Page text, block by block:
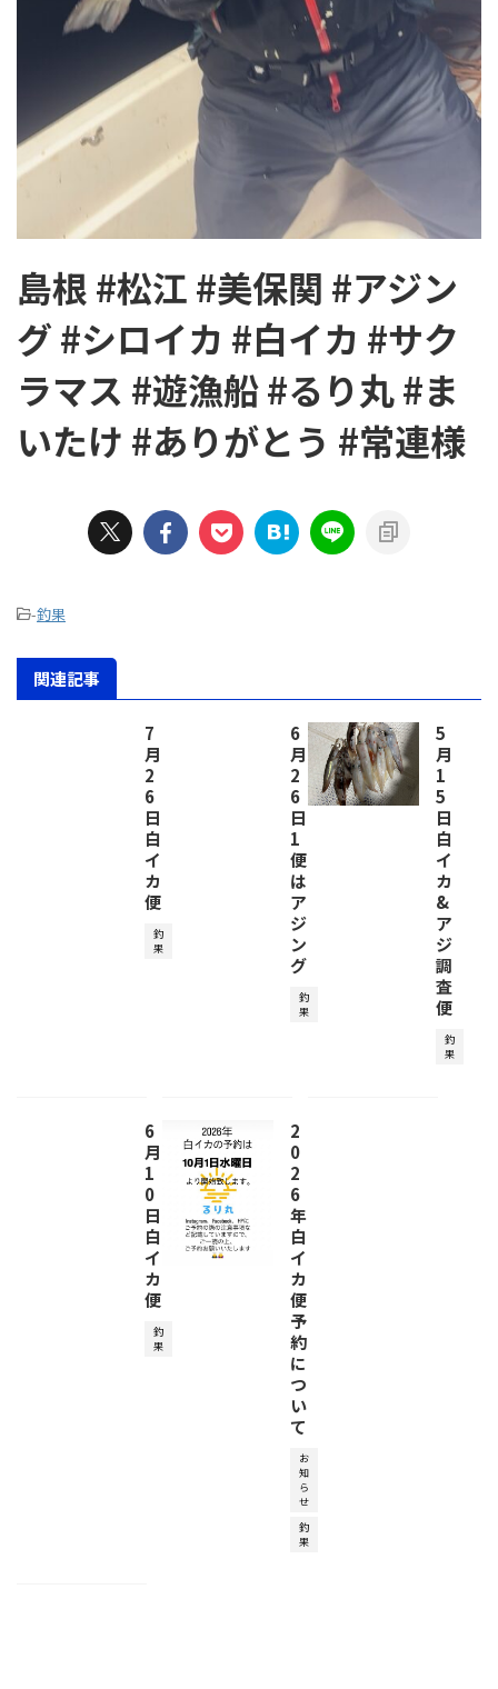
島根 #松江 #美保関 #アジン
グ #シロイカ #白イカ #サク
ラマス #遊漁船 #るり丸 #ま
いたけ #ありがとう #常連様
-釣果
関連記事
7
月
2
6
日
白
イ
カ
便
釣
果
6
月
2
6
日
1
便
は
ア
ジ
ン
グ
釣
果
5
月
1
5
日
白
イ
カ
&
ア
ジ
調
査
便
釣
果
6
月
1
0
日
白
イ
カ
便
釣
果
2
0
2
6
年
白
イ
カ
便
予
約
に
つ
い
て
お
知
ら
せ
釣
果